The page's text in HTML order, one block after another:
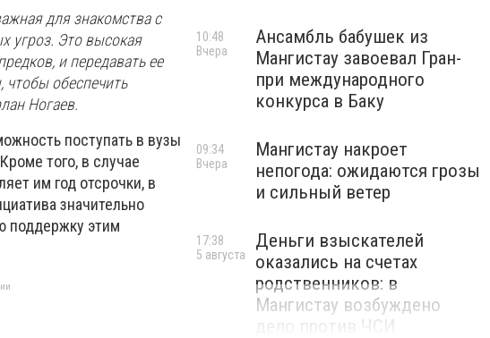
для знакомства с
угроз. Это высокая
и передавать ее
обеспечить
Ногаев.
поступать в вузы
того, в случае
им год отсрочки, в
значительно
поддержку этим
Ансамбль бабушек из
Мангистау завоевал Гран-
при международного
конкурса в Баку
10:48
Вчера
Мангистау накроет
непогода: ожидаются грозы
и сильный ветер
09:34
Вчера
Деньги взыскателей
оказались на счетах
родственников: в
Мангистау возбуждено
дело против ЧСИ
17:38
5 августа